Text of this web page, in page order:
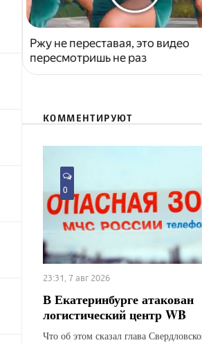
Ржу не переставая, это видео
пересмотришь не раз
КОММЕНТИРУЮТ
0
23:31, 7 авг 2026
В Екатеринбурге атакован
логистический центр WB
Что об этом сказал глава